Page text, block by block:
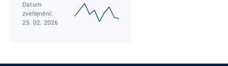
Datum
zveřejnění:
25. 02. 2026